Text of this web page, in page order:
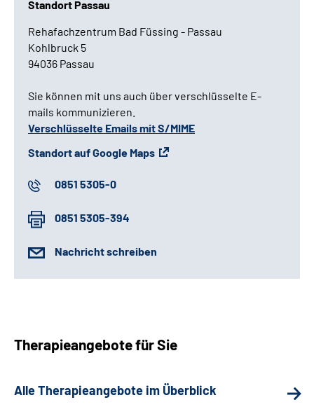
Standort Passau
Rehafachzentrum Bad Füssing - Passau
Kohlbruck 5
94036 Passau
Sie können mit uns auch über verschlüsselte E-
mails kommunizieren.
Verschlüsselte Emails mit S/MIME
Standort auf Google Maps
0851 5305-0
0851 5305-394
Nachricht schreiben
Therapieangebote für Sie
Alle Therapieangebote im Überblick